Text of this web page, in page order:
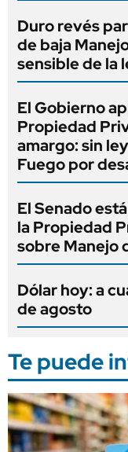
Duro revés
de baja
sensible de la
El Gobierno
Propiedad
amargo: sin
Fuego por
El Senado
la Propiedad
sobre Manejo
Dólar hoy: a
de agosto
Te puede